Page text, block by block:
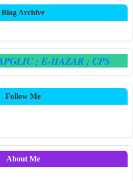
Blog Archive
; E-HAZAR; CPS
Follow Me
About Me